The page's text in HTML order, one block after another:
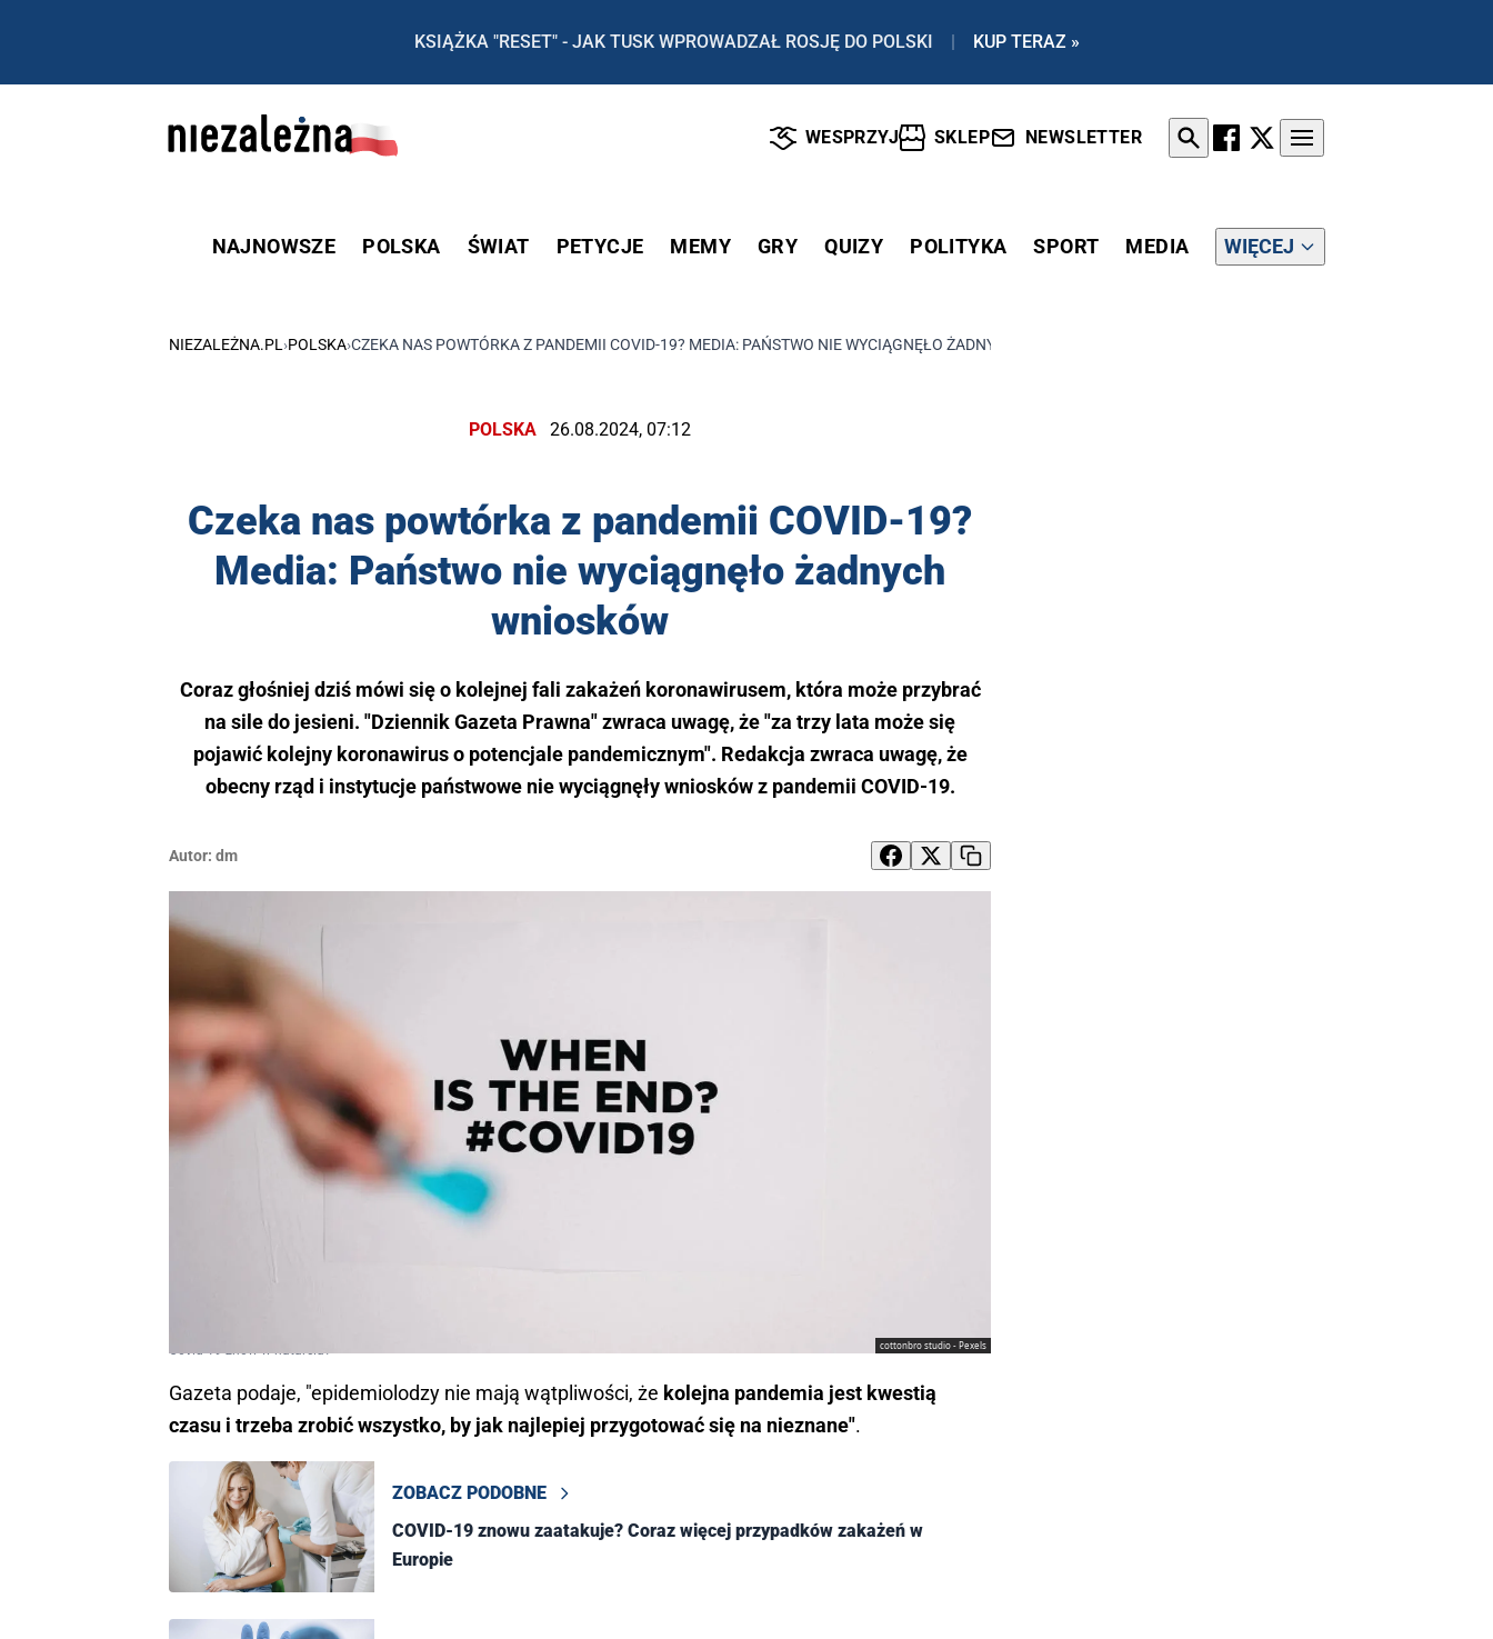
KSIĄŻKA "RESET" - JAK TUSK WPROWADZAŁ ROSJĘ DO POLSKI | KUP TERAZ »
WESPRZYJ SKLEP NEWSLETTER
NAJNOWSZE POLSKA ŚWIAT PETYCJE MEMY GRY QUIZY POLITYKA SPORT MEDIA WIĘCEJ
NIEZALEŻNA.PL ›POLSKA›CZEKA NAS POWTÓRKA Z PANDEMII COVID-19? MEDIA: PAŃSTWO NIE WYCIĄGNĘŁO ŻADNYCH WNIOSKÓW
POLSKA 26.08.2024, 07:12
Czeka nas powtórka z pandemii COVID-19?
Media: Państwo nie wyciągnęło żadnych
wniosków
Coraz głośniej dziś mówi się o kolejnej fali zakażeń koronawirusem, która może przybrać
na sile do jesieni. "Dziennik Gazeta Prawna" zwraca uwagę, że "za trzy lata może się
pojawić kolejny koronawirus o potencjale pandemicznym". Redakcja zwraca uwagę, że
obecny rząd i instytucje państwowe nie wyciągnęły wniosków z pandemii COVID-19.
Autor: dm
cottonbro studio - Pexels
Covid-19 znów w natarciu?
Gazeta podaje, "epidemiolodzy nie mają wątpliwości, że kolejna pandemia jest kwestią
czasu i trzeba zrobić wszystko, by jak najlepiej przygotować się na nieznane".
ZOBACZ PODOBNE
COVID-19 znowu zaatakuje? Coraz więcej przypadków zakażeń w
Europie